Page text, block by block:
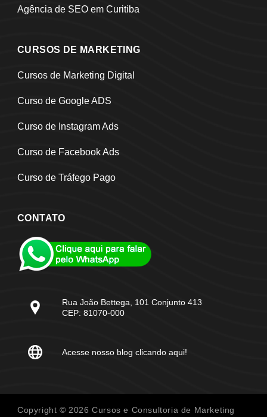
Agência de SEO em Curitiba
CURSOS DE MARKETING
Cursos de Marketing Digital
Curso de Google ADS
Curso de Instagram Ads
Curso de Facebook Ads
Curso de Tráfego Pago
CONTATO
Rua João Bettega, 101 Conjunto 413
CEP: 81070-000
Acesse nosso blog clicando aqui!
Copyright © 2026 Cursos e Consultoria de Marketing